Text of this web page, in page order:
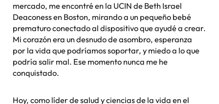
mercado, me encontré en la UCIN de Beth Israel
Deaconess en Boston, mirando a un pequeño bebé
prematuro conectado al dispositivo que ayudé a crear.
Mi corazón era un desnudo de asombro, esperanza
por la vida que podríamos soportar, y miedo a lo que
podría salir mal. Ese momento nunca me he
conquistado.
Hoy, como líder de salud y ciencias de la vida en el